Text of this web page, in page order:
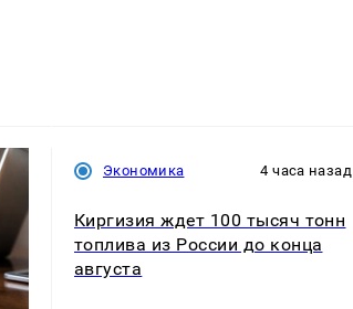
Экономика 4 часа назад
Киргизия ждет 100 тысяч тонн
топлива из России до конца
августа